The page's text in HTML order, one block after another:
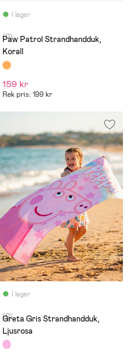
I lager
(0)
Paw Patrol Strandhandduk,
Korall
159 kr
Rek pris: 199 kr
I lager
(0)
Greta Gris Strandhandduk,
Ljusrosa